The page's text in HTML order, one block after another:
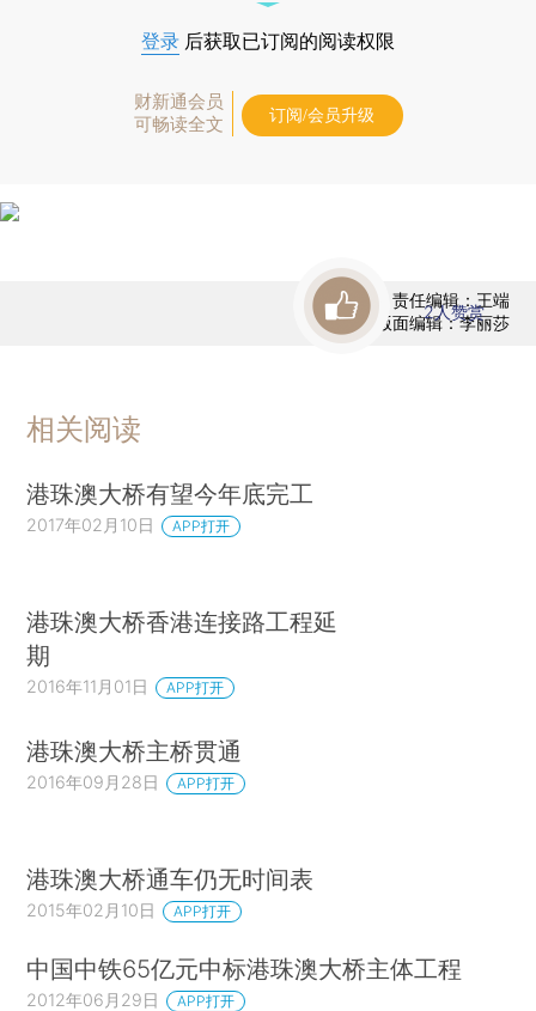
登录 后获取已订阅的阅读权限
财新通会员
可畅读全文
订阅/会员升级
责任编辑：王端
版面编辑：李丽莎
2人赞赏
相关阅读
港珠澳大桥有望今年底完工
2017年02月10日 APP打开
港珠澳大桥香港连接路工程延
期
2016年11月01日 APP打开
港珠澳大桥主桥贯通
2016年09月28日 APP打开
港珠澳大桥通车仍无时间表
2015年02月10日 APP打开
中国中铁65亿元中标港珠澳大桥主体工程
2012年06月29日 APP打开